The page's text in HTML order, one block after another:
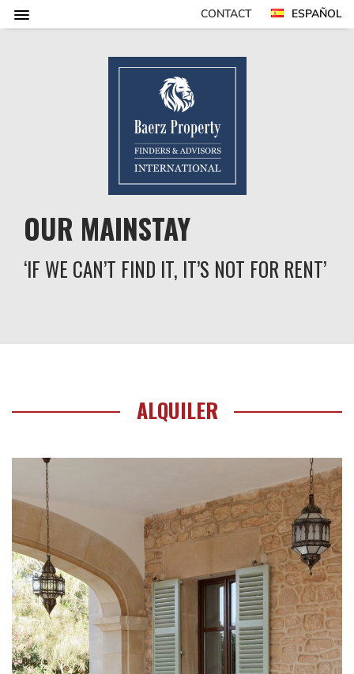
CONTACT ESPAÑOL
OUR MAINSTAY
‘IF WE CAN’T FIND IT, IT’S NOT FOR RENT’
ALQUILER